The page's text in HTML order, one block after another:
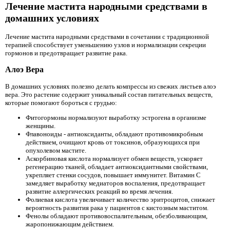
Лечение мастита народными средствами в
домашних условиях
Лечение мастита народными средствами в сочетании с традиционной
терапией способствует уменьшению узлов и нормализации секреции
гормонов и предотвращает развитие рака.
Алоэ Вера
В домашних условиях полезно делать компрессы из свежих листьев алоэ
вера. Это растение содержит уникальный состав питательных веществ,
которые помогают бороться с грудью:
Фитогормоны нормализуют выработку эстрогена в организме
женщины.
Флавоноиды - антиоксиданты, обладают противомикробным
действием, очищают кровь от токсинов, образующихся при
опухолевом мастите.
Аскорбиновая кислота нормализует обмен веществ, ускоряет
регенерацию тканей, обладает антиоксидантными свойствами,
укрепляет стенки сосудов, повышает иммунитет. Витамин С
замедляет выработку медиаторов воспаления, предотвращает
развитие аллергических реакций во время лечения.
Фолиевая кислота увеличивает количество эритроцитов, снижает
вероятность развития рака у пациентов с кистозным маститом.
Фенолы обладают противовоспалительным, обезболивающим,
жаропонижающим действием.